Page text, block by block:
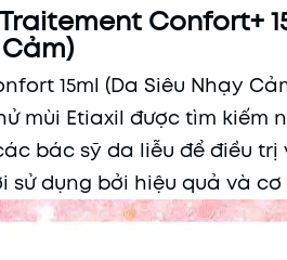
khuyến mãi:
Confort+
Cảm)
15ml (Da Siêu Nhạy
mùi Etiaxil được tìm kiếm
bác sỹ da liễu để điều trị
dụng bởi hiệu quả và